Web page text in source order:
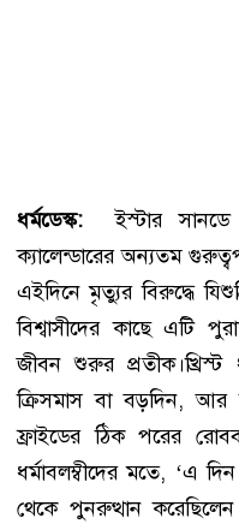
ধর্মডেস্ক:ইস্টার
ক্যালেন্ডারের অন্যতম
এইদিনে মৃত্যুর বিরুদ্ধে
বিশ্বাসীদের কাছে এটি
জীবন শুরুর প্রতীক।খ্রিস্ট
ক্রিসমাস বা বড়দিন,
ফ্রাইডের ঠিক পরের
ধর্মাবলম্বীদের মতে, ‘এ
থেকে পুনরুত্থান